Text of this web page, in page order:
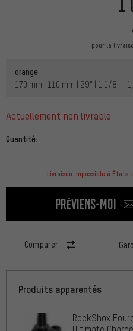
pour la
orange
170 mm | 110 mm | 29" | 1 1/8" -
actuellement non livrable
Quantité:
Livraison impossible à États-
Préviens-moi
Comparer
Produits apparentés
RockShox